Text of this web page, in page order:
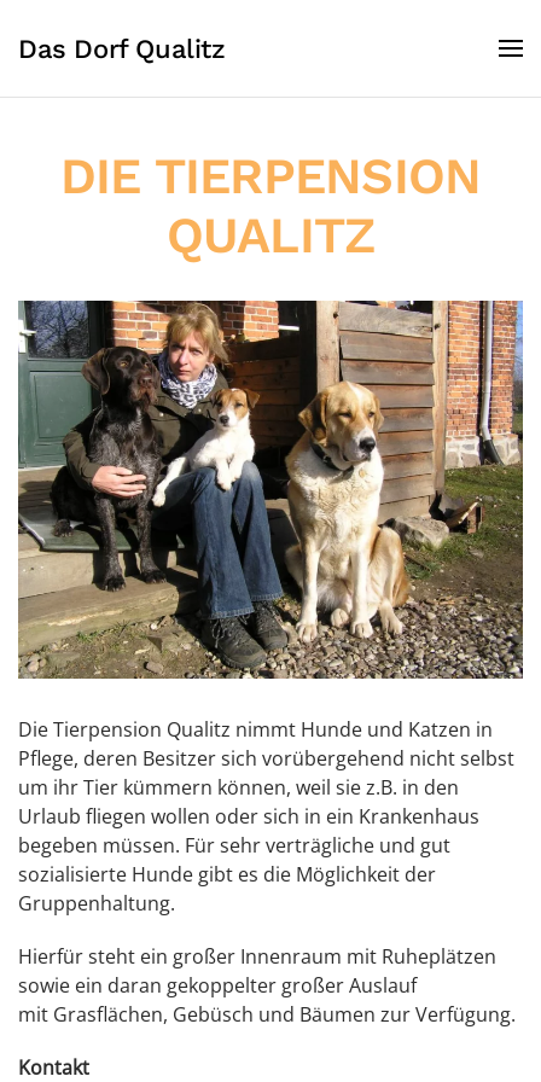
Das Dorf Qualitz
DIE TIERPENSION
QUALITZ
Die Tierpension Qualitz nimmt Hunde und Katzen in
Pflege, deren Besitzer sich vorübergehend nicht selbst
um ihr Tier kümmern können, weil sie z.B. in den
Urlaub fliegen wollen oder sich in ein Krankenhaus
begeben müssen. Für sehr verträgliche und gut
sozialisierte Hunde gibt es die Möglichkeit der
Gruppenhaltung.
Hierfür steht ein großer Innenraum mit Ruheplätzen
sowie ein daran gekoppelter großer Auslauf
mit Grasflächen, Gebüsch und Bäumen zur Verfügung.
Kontakt